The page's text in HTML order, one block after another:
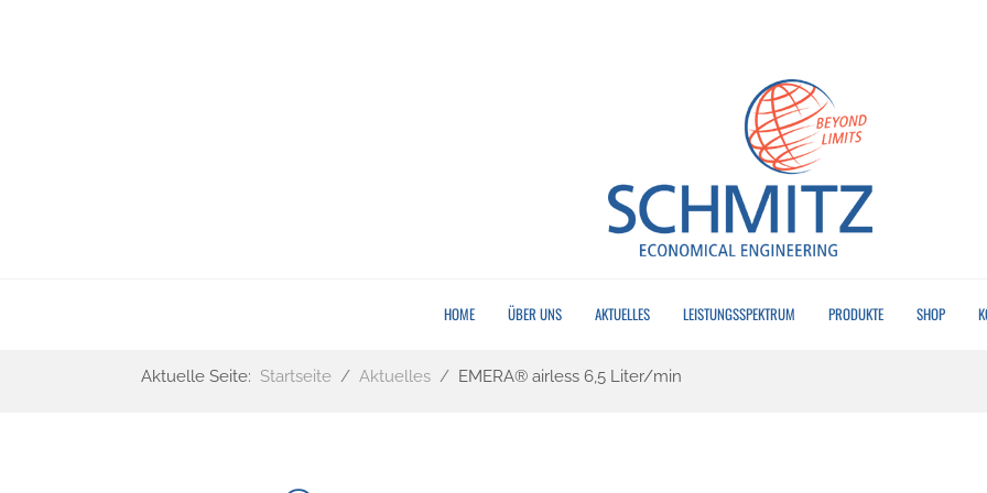
HOME ÜBER UNS AKTUELLES LEISTUNGSSPEKTRUM PRODUKTE SHOP
Aktuelle Seite: Startseite Aktuelles EMERA® airless 6,5 Liter/min